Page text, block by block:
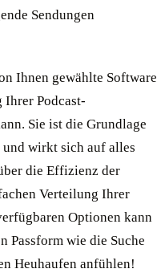
Sendungen
Ihnen gewählte Software
Podcast-
Sie ist die Grundlage
und wirkt sich auf alles
die Effizienz der
Verteilung Ihrer
Optionen kann
Passform wie die Suche
Heuhaufen anfühlen!